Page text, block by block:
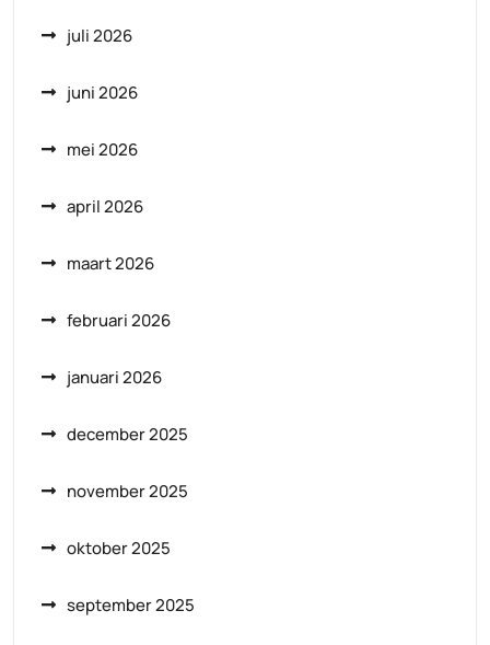
juli 2026
juni 2026
mei 2026
april 2026
maart 2026
februari 2026
januari 2026
december 2025
november 2025
oktober 2025
september 2025